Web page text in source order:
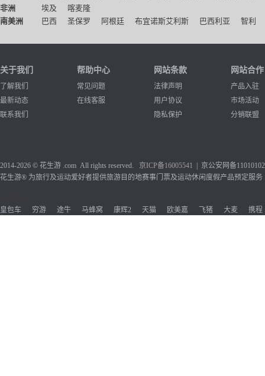
非洲
埃及
喀麦隆
南美洲
巴西 圣保罗 阿根廷 布宜诺斯艾利斯 巴西利亚 智利
关于我们
了解我们
最新动态
联系我们
帮助中心
常见问题
在线客服
网站条款
法律声明
用户协议
隐私保护
网站合作
产品入驻
市场活动
分销联盟
2014-2026 © 花生游 .com All rights reserved. 京ICP备16005541 | 京公安网备
花生游® 为旅行及运动爱好者提供旅游目的地赛事门票及运动休闲度假产品预定服务
皇包车
穷游 途牛 马蜂窝 康辉2 天猫 欧美嘉 飞猪 大麦 携程